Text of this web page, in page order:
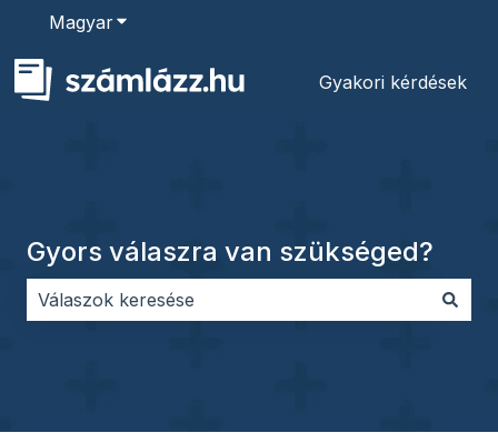
MagyarAlmenü megjelenítése fordításokhoz
Gyakori kérdések
Gyors válaszra van szükséged?